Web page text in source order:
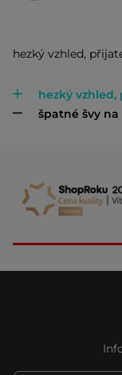
hezký vzhled,
hezký
špatné švy